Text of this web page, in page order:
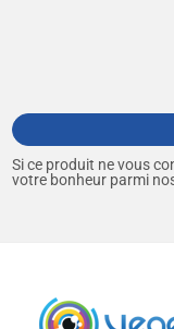
Si ce produit ne vous
votre bonheur parmi